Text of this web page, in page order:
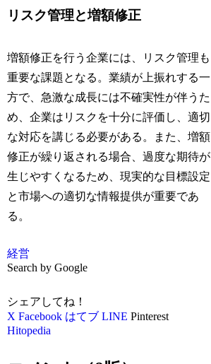
リスク管理と増額修正
増額修正を行う企業には、リスク管理も
重要な課題となる。業績が上振れする一
方で、急激な成長には不確実性が伴うた
め、企業はリスクを十分に評価し、適切
な対応を講じる必要がある。また、増額
修正が繰り返される場合、過度な期待が
生じやすくなるため、現実的な目標設定
と市場への適切な情報提供が重要であ
る。
経営
Search by Google
シェアしてね！
X Facebook はてブ LINE Pinterest
Hitopedia